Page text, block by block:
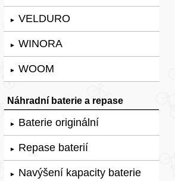
► VELDURO
► WINORA
► WOOM
Náhradní baterie a repase
► Baterie originální
► Repase baterií
► Navýšení kapacity baterie